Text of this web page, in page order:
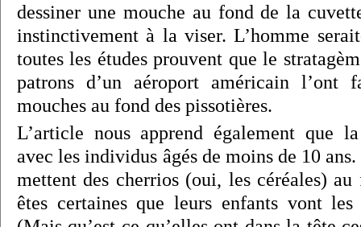
dessiner une mouche au fond de la
instinctivement à la viser. L’homme
toutes les études prouvent que le
patrons d’un aéroport américain
mouches au fond des pissotières.
L’article nous apprend également que
avec les individus âgés de moins de 10
mettent des cherrios (oui, les céréales)
êtes certaines que leurs enfants vont